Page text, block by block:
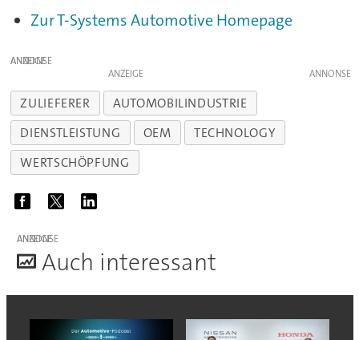
Zur T-Systems Automotive Homepage
ANZEIGE
ANZEIGE
ZULIEFERER
AUTOMOBILINDUSTRIE
DIENSTLEISTUNG
OEM
TECHNOLOGY
WERTSCHÖPFUNG
ANZEIGE
Auch interessant